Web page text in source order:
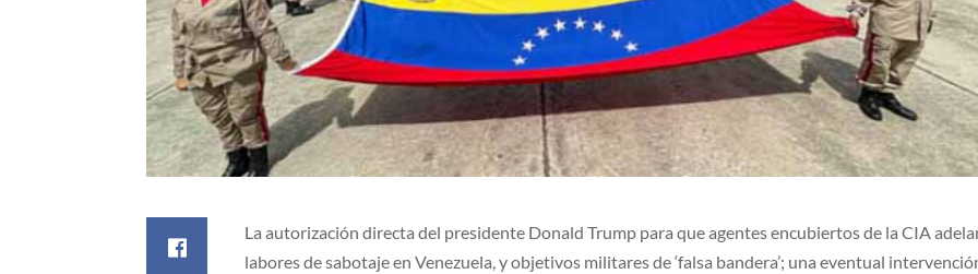
La autorización directa del presidente Donald Trump para que agentes encubiertos de la CIA
labores de sabotaje en Venezuela, y objetivos militares de ‘falsa bandera’; una eventual